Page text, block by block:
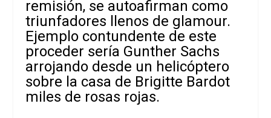
remisión, se autoafirman como
triunfadores llenos de glamour.
Ejemplo contundente de este
proceder sería Gunther Sachs
arrojando desde un helicóptero
sobre la casa de Brigitte Bardot
miles de rosas rojas.